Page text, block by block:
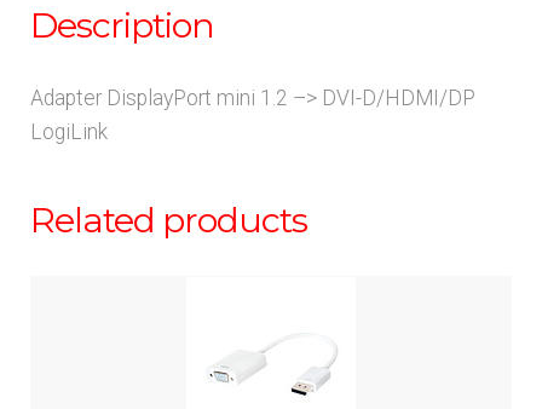
Description
Adapter DisplayPort mini 1.2 –> DVI-D/HDMI/DP
LogiLink
Related products